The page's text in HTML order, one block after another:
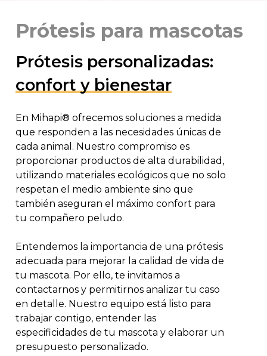
Prótesis para mascotas
Prótesis personalizadas:
confort y bienestar
En Mihapi® ofrecemos soluciones a medida
que responden a las necesidades únicas de
cada animal. Nuestro compromiso es
proporcionar productos de alta durabilidad,
utilizando materiales ecológicos que no solo
respetan el medio ambiente sino que
también aseguran el máximo confort para
tu compañero peludo.
Entendemos la importancia de una prótesis
adecuada para mejorar la calidad de vida de
tu mascota. Por ello, te invitamos a
contactarnos y permitirnos analizar tu caso
en detalle. Nuestro equipo está listo para
trabajar contigo, entender las
especificidades de tu mascota y elaborar un
presupuesto personalizado.